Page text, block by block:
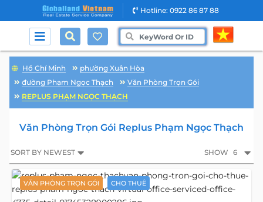
Hotline: 0922 86 87 88
Hồ Chí Minh
phường Xuân Hòa
đường Phạm Ngọc Thạch
Văn Phòng Trọn Gói
REPLUS PHẠM NGỌC THẠCH
Văn Phòng Trọn Gói Replus Phạm Ngọc Thạch
SORT BY NEWEST SHOW 6
VĂN PHÒNG TRỌN GÓI CHO THUÊ